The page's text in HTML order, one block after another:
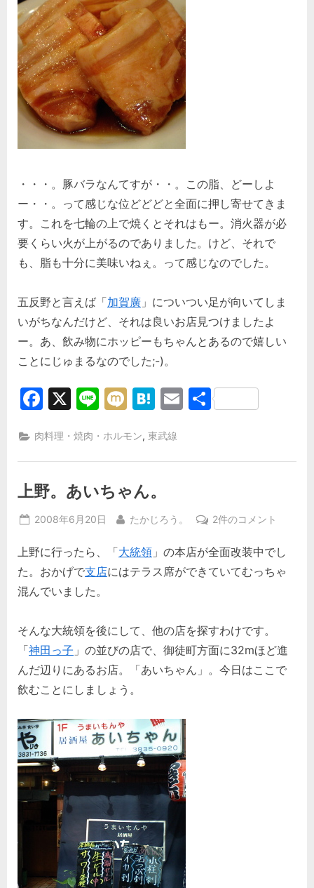
・・・。豚バラなんてすが・・。この脂、どーしよ
ー・・。って感じな位どどどと全面に押し寄せてきま
す。これを七輪の上で焼くとそれはもー。消火器が必
要くらい火が上がるのでありました。けど、それで
も、脂も十分に美味いねぇ。って感じなのでした。
五反野と言えば「加賀廣 」についつい足が向いてしま
いがちなんだけど、それは良いお店見つけましたよ
ー。あ、飲み物にホッピーもちゃんとあるので嬉しい
ことにじゅまるなのでした;-)。
Facebook
X LineMixiHatena
Email
共
肉料理・焼肉・ホルモン,東武線
上野。あいちゃん。
Posted
2008年6月20日 By
たかじろう。
上
あ
い
へ
の
2件のコメント
上野に行ったら、「大統領 」の本店が全面改装中でし
た。おかげで支店にはテラス席ができていてむっちゃ
混んでいました。
そんな大統領を後にして、他の店を探すわけです。
「神田っ子 」の並びの店で、御徒町方面に32mほど進
んだ辺りにあるお店。「あいちゃん」。今日はここで
飲むことにしましょう。